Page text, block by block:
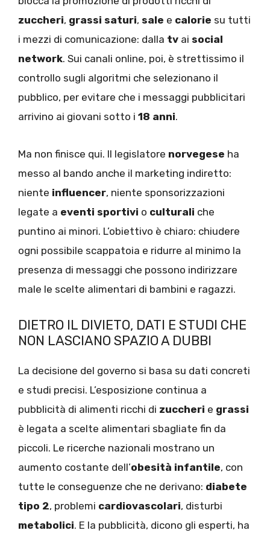
zuccheri, grassi saturi, sale e calorie su tutti
i mezzi di comunicazione: dalla tv ai social
network. Sui canali online, poi, è strettissimo il
controllo sugli algoritmi che selezionano il
pubblico, per evitare che i messaggi pubblicitari
arrivino ai giovani sotto i 18 anni.
Ma non finisce qui. Il legislatore norvegese ha
messo al bando anche il marketing indiretto:
niente influencer, niente sponsorizzazioni
legate a eventi sportivi o culturali che
puntino ai minori. L’obiettivo è chiaro: chiudere
ogni possibile scappatoia e ridurre al minimo la
presenza di messaggi che possono indirizzare
male le scelte alimentari di bambini e ragazzi.
DIETRO IL DIVIETO, DATI E STUDI CHE
NON LASCIANO SPAZIO A DUBBI
La decisione del governo si basa su dati concreti
e studi precisi. L’esposizione continua a
pubblicità di alimenti ricchi di zuccheri e grassi
è legata a scelte alimentari sbagliate fin da
piccoli. Le ricerche nazionali mostrano un
aumento costante dell’obesità infantile, con
tutte le conseguenze che ne derivano: diabete
tipo 2, problemi cardiovascolari, disturbi
metabolici. E la pubblicità, dicono gli esperti, ha